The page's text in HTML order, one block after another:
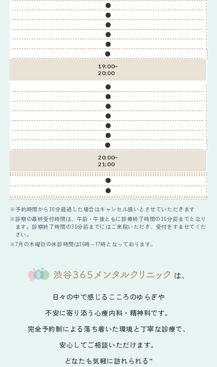
●
●
●
●
●
●
19:00~
20:00
●
●
●
●
●
●
●
20:00~
21:00
●
●
予約時間から30分経過した場合はキャンセル扱いとさせていただきます
診察の最終受付時間は、午前・午後ともに診療終了時間の30分前までとなり
ます。診察終了時間の30分前までにはご来院いただき、受付をすませてくだ
さい。
7月の木曜日の休診時間は16時～17時となっております。
は、
日々の中で感じるこころのゆらぎや
不安に寄り添う心療内科・精神科です。
完全予約制による落ち着いた環境と丁寧な診療で、
安心してご相談いただけます。
どなたも気軽に訪れられる“